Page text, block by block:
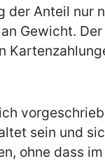
der Anteil nur
Gewicht.
sein und
ohne dass